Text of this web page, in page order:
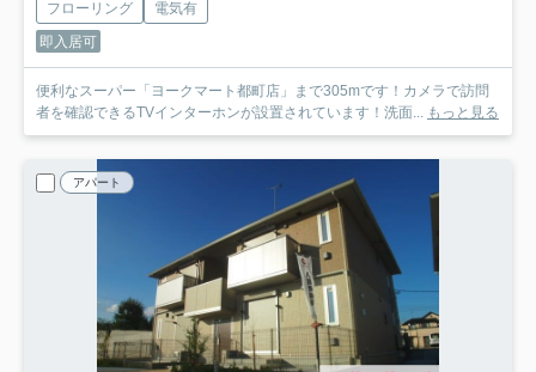
フローリング
電気有
即入居可
便利なスーパー「ヨークマート都町店」まで305mです！カメラで訪問
者を確認できるTVインターホンが設置されています！洗面...
もっと見る
アパート